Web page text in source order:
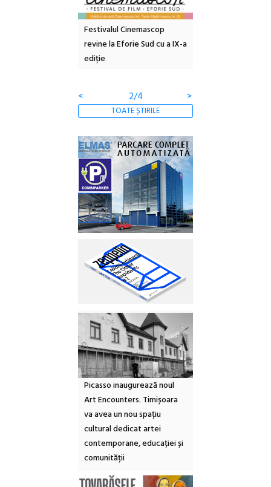
Festivalul Cinemascop
revine la Eforie Sud cu a IX-a
ediție
<
2/4 >
TOATE ȘTIRILE
Picasso inaugurează noul
Art Encounters. Timișoara
va avea un nou spațiu
cultural dedicat artei
contemporane, educației și
comunității